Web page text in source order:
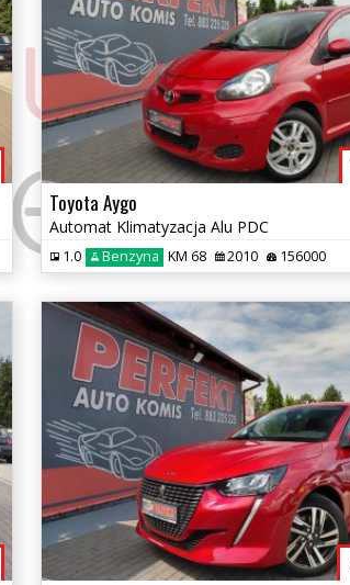
Toyota Aygo
Automat Klimatyzacja Alu PDC
1.0 Benzyna KM 68 2010 156000